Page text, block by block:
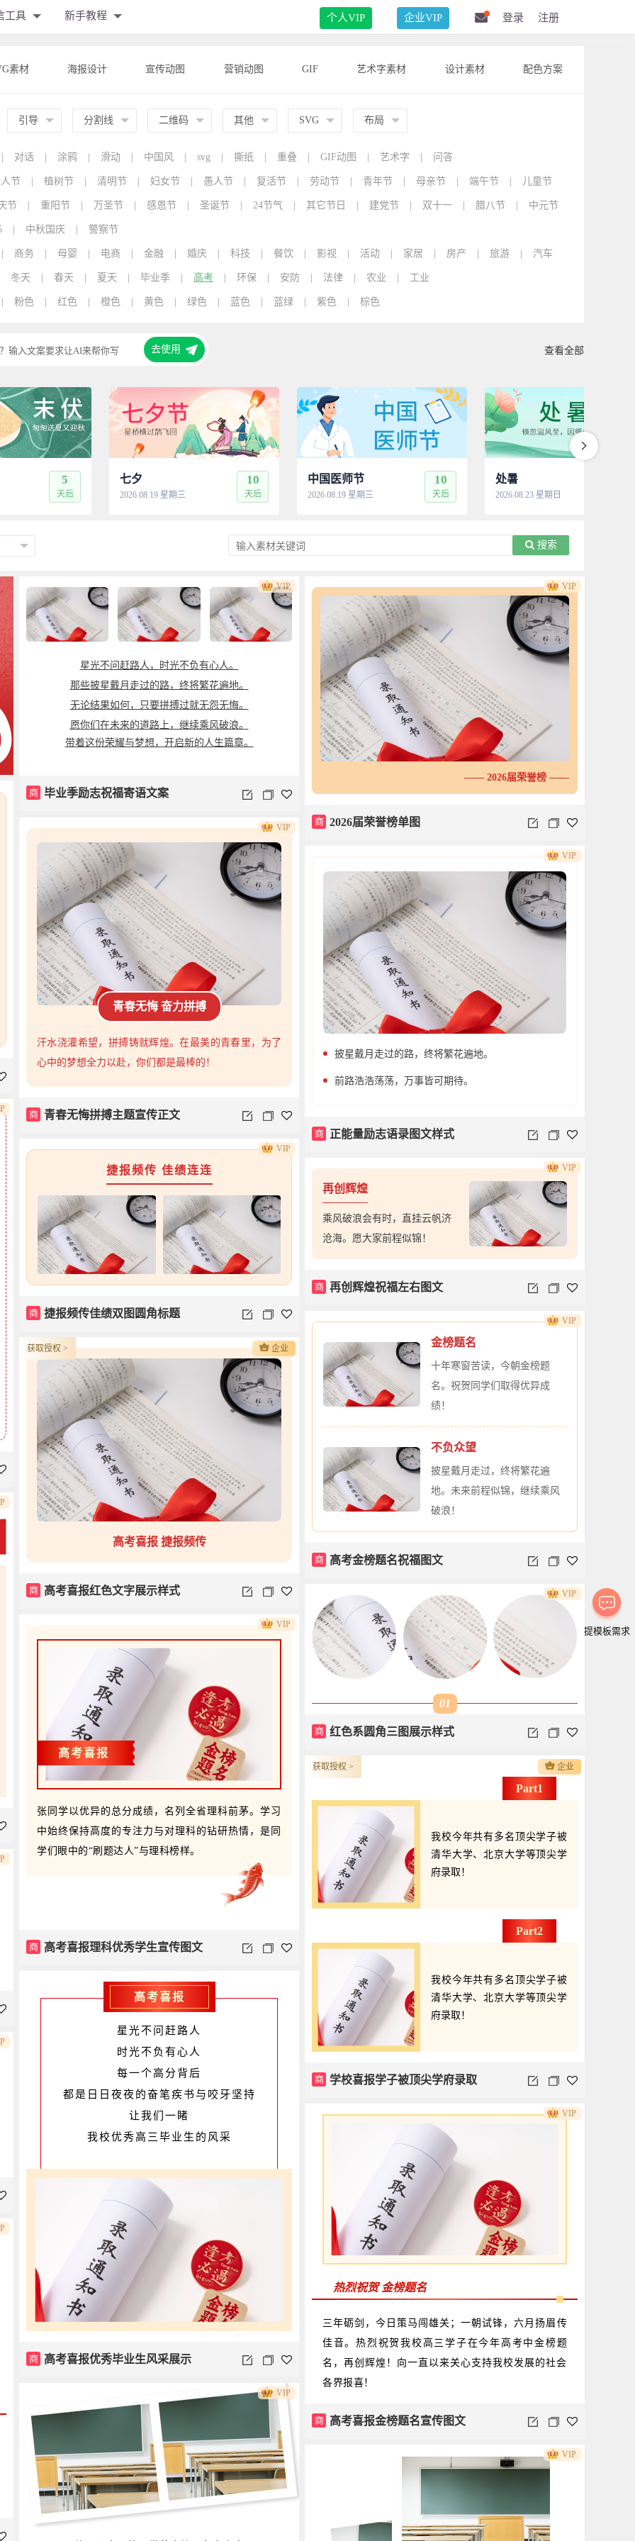
工具 新手教程 个人VIP 企业VIP 登录 注册
素材 海报设计 宣传动图 营销动图 GIF 艺术字素材 设计素材 配色方案
引导 分割线 二维码 其他 SVG 布局
对话 涂鸦 滑动 中国风 svg 撕纸 重叠 GIF动图 艺术字 问答
节 植树节 清明节 妇女节 愚人节 复活节 劳动节 青年节 母亲节 端午节 儿童节
节 重阳节 万圣节 感恩节 圣诞节 24节气 其它节日 建党节 双十一 腊八节 中元节
中秋国庆 警察节
商务 母婴 电商 金融 婚庆 科技 餐饮 影视 活动 家居 房产 旅游 汽车
冬天 春天 夏天 毕业季 高考 环保 安防 法律 农业 工业
粉色 红色 橙色 黄色 绿色 蓝色 蓝绿 紫色 棕色
输入文案要求让AI来帮你写 去使用 查看全部
5
天后
七夕
2026.08.19 星期三
10
天后
中国医师节
2026.08.19 星期三
10
天后
处暑
2026.08.23 星期日
搜索
星光不问赶路人，时光不负有心人。
那些披星戴月走过的路，终将繁花遍地。
无论结果如何，只要拼搏过就无怨无悔。
愿你们在未来的道路上，继续乘风破浪。
带着这份荣耀与梦想，开启新的人生篇章。
商 毕业季励志祝福寄语文案
VIP
—— 2026届荣誉榜 ——
商 2026届荣誉榜单图
VIP
青春无悔 奋力拼搏
汗水浇灌希望，拼搏铸就辉煌。在最美的青春里，为了
心中的梦想全力以赴，你们都是最棒的！
商 青春无悔拼搏主题宣传正文
VIP
披星戴月走过的路，终将繁花遍地。
前路浩浩荡荡，万事皆可期待。
商 正能量励志语录图文样式
VIP
捷报频传 佳绩连连
商 捷报频传佳绩双图圆角标题
VIP
再创辉煌
乘风破浪会有时，直挂云帆济
沧海。愿大家前程似锦！
商 再创辉煌祝福左右图文
VIP
金榜题名
十年寒窗苦读，今朝金榜题
名。祝贺同学们取得优异成
绩！
不负众望
披星戴月走过，终将繁花遍
地。未来前程似锦，继续乘风
破浪！
商 高考金榜题名祝福图文
VIP
高考喜报 捷报频传
商 高考喜报红色文字展示样式
获取授权 > 企业
01
商 红色系圆角三图展示样式
VIP
高考喜报
张同学以优异的总分成绩，名列全省理科前茅。学习
中始终保持高度的专注力与对理科的钻研热情，是同
学们眼中的“刷题达人”与理科榜样。
商 高考喜报理科优秀学生宣传图文
VIP
Part1
我校今年共有多名顶尖学子被
清华大学、北京大学等顶尖学
府录取！
Part2
我校今年共有多名顶尖学子被
清华大学、北京大学等顶尖学
府录取！
商 学校喜报学子被顶尖学府录取
获取授权 > 企业
高考喜报
星光不问赶路人
时光不负有心人
每一个高分背后
都是日日夜夜的奋笔疾书与咬牙坚持
让我们一睹
我校优秀高三毕业生的风采
商 高考喜报优秀毕业生风采展示
热烈祝贺 金榜题名
三年砺剑，今日策马闯雄关；一朝试锋，六月扬眉传
佳音。热烈祝贺我校高三学子在今年高考中金榜题
名，再创辉煌！向一直以来关心支持我校发展的社会
各界报喜！
商 高考喜报金榜题名宣传图文
VIP
VIP
VIP
提模板需求